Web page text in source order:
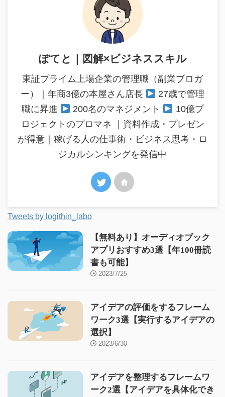
ぽてと｜図解×ビジネススキル
東証プライム上場企業の管理職（副業ブロガ
ー）｜年商3億の本屋さん店長
27歳で管理
職に昇進
200名のマネジメント
10億プ
ロジェクトのプロマネ ｜資料作成・プレゼン
が得意｜稼げる人の仕事術・ビジネス思考・ロ
ジカルシンキングを発信中
Tweets by logithin_labo
【無料あり】オーディオブック
アプリおすすめ3選【年100冊読
書も可能】
2023/7/25
アイデアの評価をするフレーム
ワーク3選【実行するアイデアの
選択】
2023/6/30
アイデアを整理するフレームワ
ーク2選【アイデアを具体化でき